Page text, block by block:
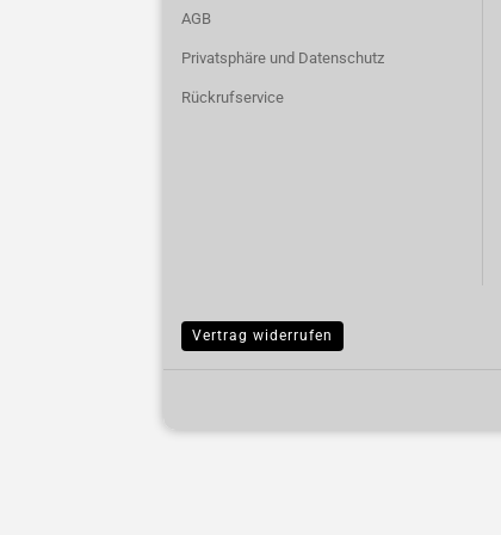
AGB
Privatsphäre und Datenschutz
Rückrufservice
Vertrag widerrufen